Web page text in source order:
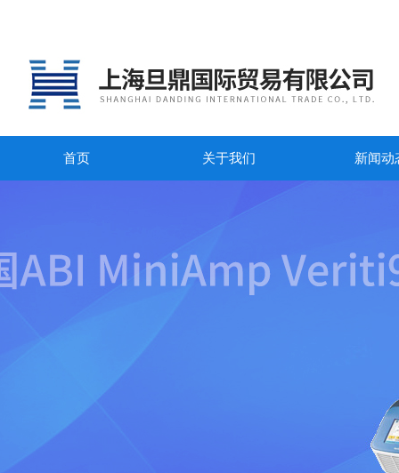
首页 关于我们 新闻动